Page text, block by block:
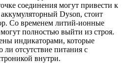
соединения могут привести к
Dyson, стоит
Со временем литий-ионные
полностью выйти из строя.
индикаторами, которые
ли отсутствие питания с
внутри.